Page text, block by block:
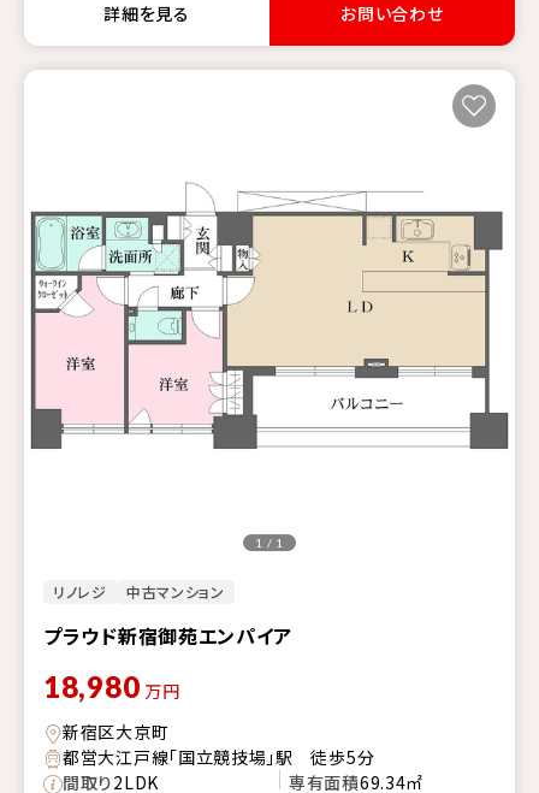
詳細を見る お問い合わせ
リノレジ 中古マンション
プラウド新宿御苑エンパイア
1 / 1
18,980 万円
新宿区大京町
都営大江戸線「国立競技場」駅 徒歩5分
間取り2LDK 専有面積69.34㎡